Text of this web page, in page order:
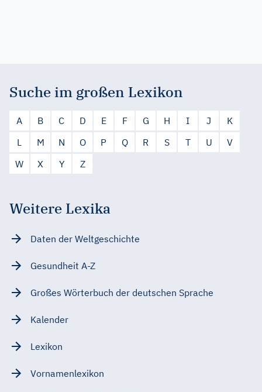
Suche im großen Lexikon
A B C D E F G H I J
K
L
M N O P Q R S T U
V
W
X Y Z
Weitere Lexika
Daten der Weltgeschichte
Gesundheit A-Z
Großes Wörterbuch der deutschen Sprache
Kalender
Lexikon
Vornamenlexikon